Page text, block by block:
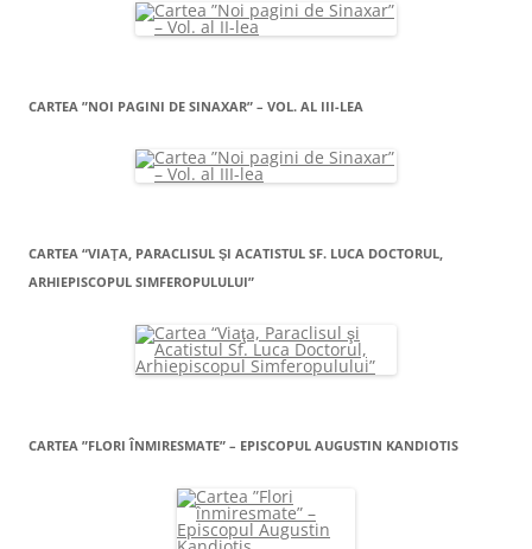
CARTEA ”NOI PAGINI DE SINAXAR” – VOL. AL III-LEA
CARTEA “VIAŢA, PARACLISUL ŞI ACATISTUL SF. LUCA DOCTORUL,
ARHIEPISCOPUL SIMFEROPULULUI”
CARTEA ”FLORI ÎNMIRESMATE” – EPISCOPUL AUGUSTIN KANDIOTIS